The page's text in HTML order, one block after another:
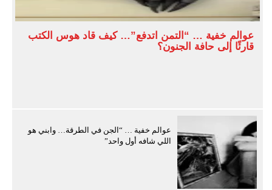
عوالم خفية … “التمن اتدفع”… كيف قاد هوس الكتب
قارئًا إلى حافة الجنون؟
عوالم خفية … “الجن في الطرقة… وابني هو
اللي شافه أول واحد”